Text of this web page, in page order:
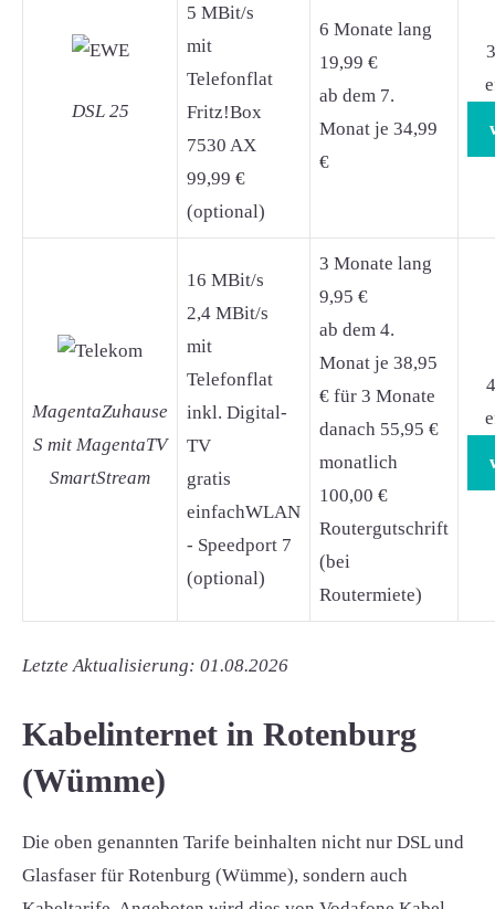
DSL 25
5 MBit/s
mit
Telefonflat
Fritz!Box
7530 AX
99,99 €
(optional)
6 Monate lang
19,99 €
ab dem 7.
Monat je 34,99
€
MagentaZuhause
S mit MagentaTV
SmartStream
16 MBit/s
2,4 MBit/s
mit
Telefonflat
inkl. Digital-
TV
gratis
einfachWLAN
- Speedport 7
(optional)
3 Monate lang
9,95 €
ab dem 4.
Monat je 38,95
€ für 3 Monate
danach 55,95 €
monatlich
100,00 €
Routergutschrift
(bei
Routermiete)
Letzte Aktualisierung: 01.08.2026
Kabelinternet in Rotenburg
(Wümme)
Die oben genannten Tarife beinhalten nicht nur DSL und
Glasfaser für Rotenburg (Wümme), sondern auch